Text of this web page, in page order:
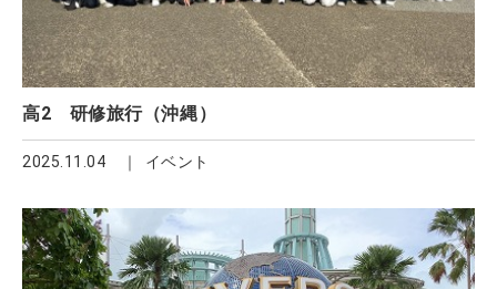
高2 研修旅行（沖縄）
2025.11.04 イベント